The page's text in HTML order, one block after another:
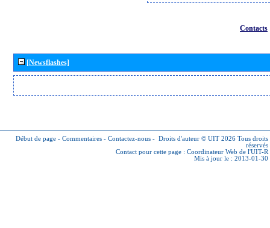
Contacts
[Newsflashes]
Début de page - Commentaires - Contactez-nous - Droits d'auteur © UIT 2026 Tous droits
réservés
Contact pour cette page : Coordinateur Web de l'UIT-R
Mis à jour le : 2013-01-30